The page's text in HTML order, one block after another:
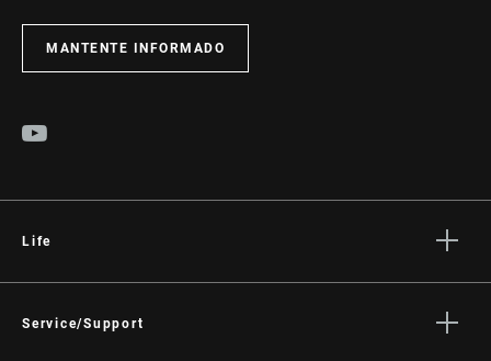
MANTENTE INFORMADO
Life
Cultura
Service/Support